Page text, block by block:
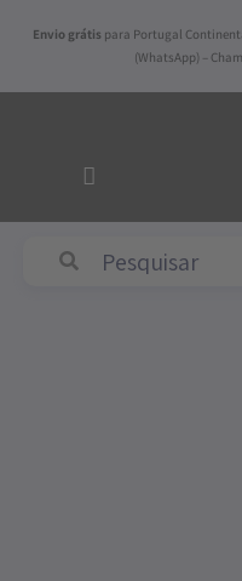
Envio grátis para Portugal
(WhatsApp) –